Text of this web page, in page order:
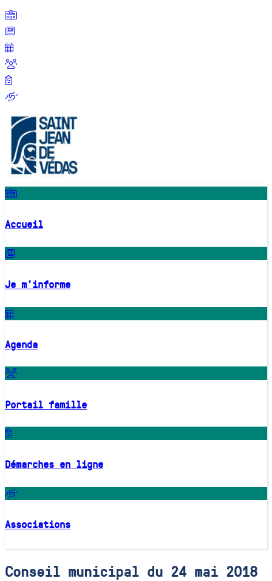
Accueil
Je m'informe
Agenda
Portail famille
Démarches en ligne
Associations
Conseil municipal du 24 mai 2018